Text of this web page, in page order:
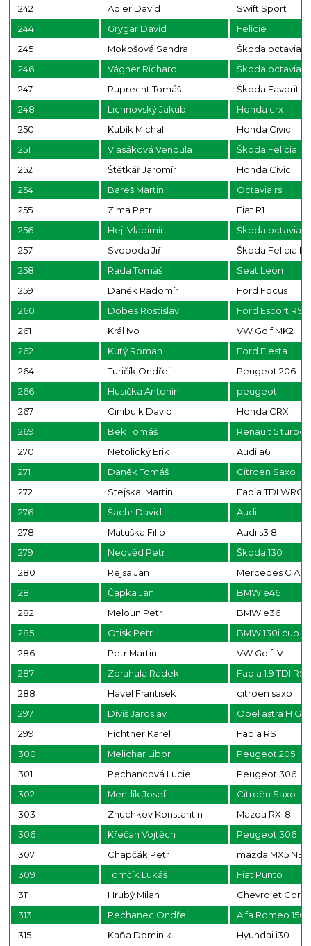
242 Adler David
Swift Sport
244
Grygar David
Felicie
245
Mokošová Sandra
Škoda octavia
246
Vágner Richard
Škoda octavia
247
Ruprecht Tomáš
Škoda Favorit
248
Lichnovský Jakub
Honda crx
250
Kubík Michal
Honda Civic
251
Vlasáková Vendula
Škoda Felicia
252
Štětkář Jaromír
Honda Civic
254
Bareš Martin
Octavia rs
255
Zima Petr
Fiat R1
256
Hejl Vladimír
Škoda octavia
257
Svoboda Jiří
Škoda Felicia
258
Rada Tomáš
Seat Leon
259
Daněk Radomír
Ford Focus
260
Dobeš Rostislav
Ford Escort RS
261
Král Ivo
VW Golf MK2
262
Kutý Roman
Ford Fiesta
264
Turičík Ondřej
Peugeot 206
266
Husička Antonín
peugeot
267
Cinibulk David
Honda CRX
269
Bek Tomáš
Renault 5 turbo
270
Netolický Erik
Audi a6
271
Daněk Tomáš
Citroen Saxo
272
Stejskal Martin
Fabia TDI WRC
276
Šachr David
Audi
278
Matuška Filip
Audi s3 8l
279
Nedvěd Petr
Škoda 130
280
Rejsa Jan
Mercedes C
281
Čapka Jan
BMW e46
282
Meloun Petr
BMW e36
285
Otisk Petr
BMW 130i cup
286
Petr Martin
VW Golf IV
287
Zdrahala Radek
Fabia 1.9 TDI RS
288
Havel Frantisek
citroen saxo
297
Diviš Jaroslav
Opel astra H
299
Fichtner Karel
Fabia RS
300
Melichar Libor
Peugeot 205
301
Pechancová Lucie
Peugeot 306
302
Mentlík Josef
Citroën Saxo
303
Zhuchkov Konstantin
Mazda RX-8
306
Křečan Vojtěch
Peugeot 306
307
Chapčák Petr
mazda MX5
309
Tomčík Lukáš
Fiat Punto
311
Hrubý Milan
Chevrolet
313
Pechanec Ondřej
Alfa Romeo 156
315
Kaňa Dominik
Hyundai i30